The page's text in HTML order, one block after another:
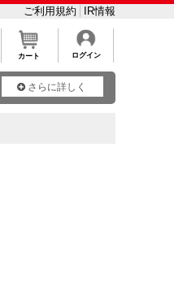
ご利用規約 IR情報
カート ログイン
さらに詳しく